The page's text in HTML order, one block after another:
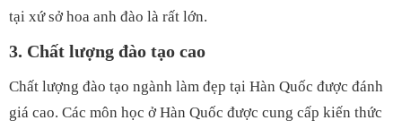
tại xứ sở hoa anh đào là rất lớn.
3. Chất lượng đào tạo cao
Chất lượng đào tạo ngành làm đẹp tại Hàn Quốc được đánh
giá cao. Các môn học ở Hàn Quốc được cung cấp kiến thức